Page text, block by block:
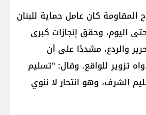
المقاومة كان عامل حماية للبنان
عام 1982 وحتى اليوم، وحقق إنجازات كبرى
والردع، مشددًا على أن
تزوير للواقع. وقال: "تسليم
الشرف، وهو انتحار لا ننوي